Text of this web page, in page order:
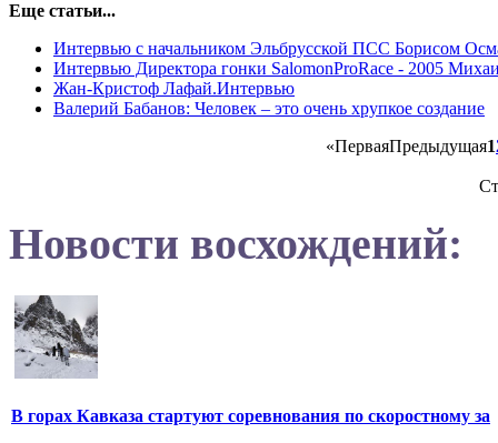
Еще статьи...
Интервью с начальником Эльбрусской ПСС Борисом
Интервью Директора гонки SalomonProRace - 2005
Жан-Кристоф Лафай.Интервью
Валерий Бабанов: Человек – это очень хрупкое создание
«ПерваяПредыдущая1
Новости восхождений:
В горах Кавказа стартуют соревнования по скоростному за